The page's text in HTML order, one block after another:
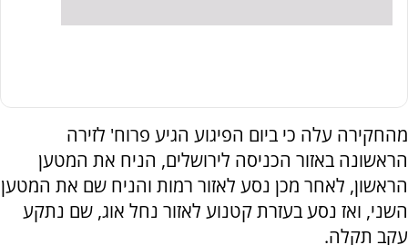
מהחקירה עלה כי ביום הפיגוע הגיע פרוח' לזירה
הראשונה באזור הכניסה לירושלים, הניח את המטען
הראשון, לאחר מכן נסע לאזור רמות והניח שם את המטען
השני, ואז נסע בעזרת קטנוע לאזור נחל אוג, שם נתקע
עקב תקלה.